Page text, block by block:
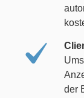
der